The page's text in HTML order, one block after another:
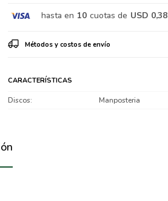
hasta en 10 cuotas de USD 0,38
Métodos y costos de envío
CARACTERÍSTICAS
Discos Manposteria